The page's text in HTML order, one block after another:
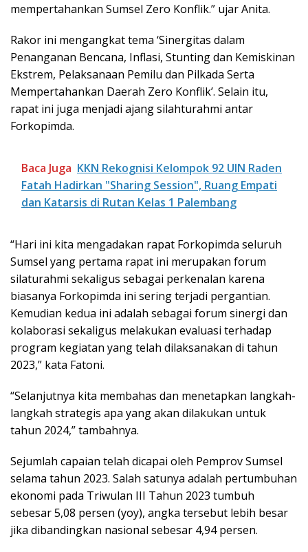
mempertahankan Sumsel Zero Konflik.” ujar Anita.
Rakor ini mengangkat tema ‘Sinergitas dalam
Penanganan Bencana, Inflasi, Stunting dan Kemiskinan
Ekstrem, Pelaksanaan Pemilu dan Pilkada Serta
Mempertahankan Daerah Zero Konflik’. Selain itu,
rapat ini juga menjadi ajang silahturahmi antar
Forkopimda.
Baca Juga KKN Rekognisi Kelompok 92 UIN Raden
Fatah Hadirkan "Sharing Session", Ruang Empati
dan Katarsis di Rutan Kelas 1 Palembang
“Hari ini kita mengadakan rapat Forkopimda seluruh
Sumsel yang pertama rapat ini merupakan forum
silaturahmi sekaligus sebagai perkenalan karena
biasanya Forkopimda ini sering terjadi pergantian.
Kemudian kedua ini adalah sebagai forum sinergi dan
kolaborasi sekaligus melakukan evaluasi terhadap
program kegiatan yang telah dilaksanakan di tahun
2023,” kata Fatoni.
“Selanjutnya kita membahas dan menetapkan langkah-
langkah strategis apa yang akan dilakukan untuk
tahun 2024,” tambahnya.
Sejumlah capaian telah dicapai oleh Pemprov Sumsel
selama tahun 2023. Salah satunya adalah pertumbuhan
ekonomi pada Triwulan III Tahun 2023 tumbuh
sebesar 5,08 persen (yoy), angka tersebut lebih besar
jika dibandingkan nasional sebesar 4,94 persen.